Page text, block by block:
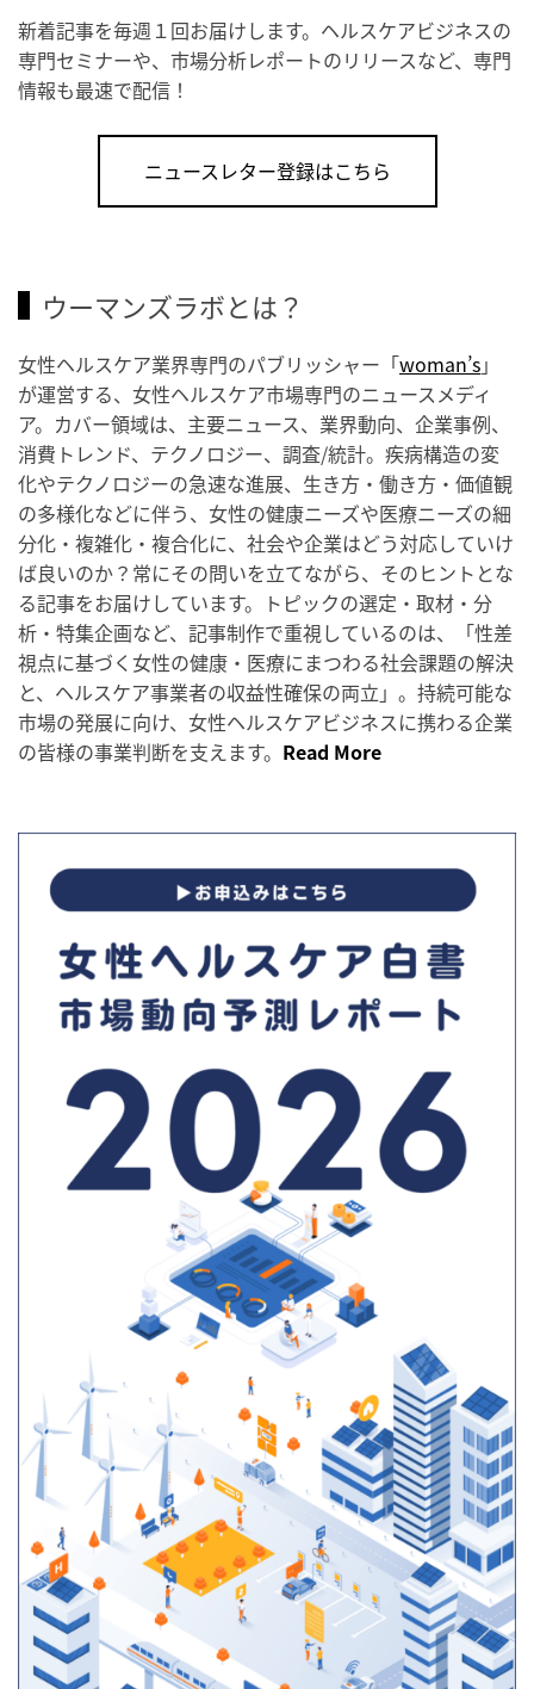
新着記事を毎週１回お届けします。ヘルスケアビジネスの
専門セミナーや、市場分析レポートのリリースなど、専門
情報も最速で配信！
ニュースレター登録はこちら
ウーマンズラボとは？
女性ヘルスケア業界専門のパブリッシャー「woman’s」
が運営する、女性ヘルスケア市場専門のニュースメディ
ア。カバー領域は、主要ニュース、業界動向、企業事例、
消費トレンド、テクノロジー、調査/統計。疾病構造の変
化やテクノロジーの急速な進展、生き方・働き方・価値観
の多様化などに伴う、女性の健康ニーズや医療ニーズの細
分化・複雑化・複合化に、社会や企業はどう対応していけ
ば良いのか？常にその問いを立てながら、そのヒントとな
る記事をお届けしています。トピックの選定・取材・分
析・特集企画など、記事制作で重視しているのは、「性差
視点に基づく女性の健康・医療にまつわる社会課題の解決
と、ヘルスケア事業者の収益性確保の両立」。持続可能な
市場の発展に向け、女性ヘルスケアビジネスに携わる企業
の皆様の事業判断を支えます。 Read More